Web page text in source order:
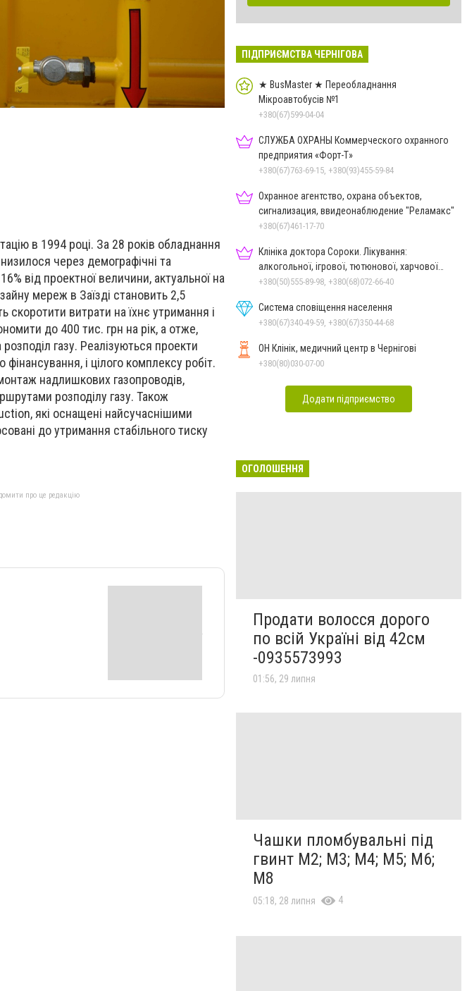
в 1994 році. За 28 років обладнання
через демографічні та
від проектної величини, актуальної на
мереж в Заїзді становить 2,5
скоротити витрати на їхнє утримання і
до 400 тис. грн на рік, а отже,
газу. Реалізуються проекти
і цілого комплексу робіт.
надлишкових газопроводів,
розподілу газу. Також
які оснащені найсучаснішими
до утримання стабільного тиску
про це редакцію
ПІДПРИЄМСТВА ЧЕРНІГОВА
★ BusMaster ★ Переобладнання
Мікроавтобусів №1
+380(67)599-04-04
СЛУЖБА ОХРАНЫ Коммерческого охранного
предприятия «Форт-Т»
+380(67)763-69-15, +380(93)455-59-84
Охранное агентство, охрана объектов,
сигнализация, ввидеонаблюдение "Реламакс"
+380(67)461-17-70
Клініка доктора Сороки. Лікування:
алкогольної, ігрової, тютюнової, харчової
залежностей, неврозів т
+380(50)555-89-98, +380(68)072-66-40
Система сповіщення населення
+380(67)340-49-59, +380(67)350-44-68
ОН Клінік, медичний центр в Чернігові
+380(80)030-07-00
Додати підприємство
ОГОЛОШЕННЯ
Продати волосся дорого
по всій Україні від 42см
-0935573993
01:56, 29 липня
Чашки пломбувальні під
гвинт М2; М3; М4; М5; М6;
М8
05:18, 28 липня 4